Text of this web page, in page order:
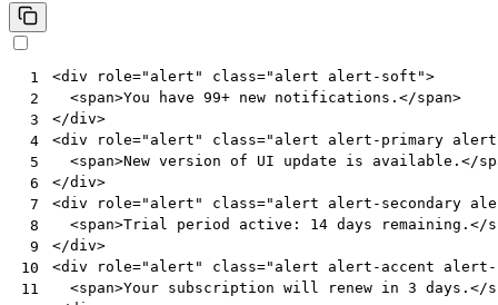
1
2
3
4
5
6
7
8
9
10
11
<div role="alert" class="alert alert-soft">
<span>You have 99+ new notifications. </span>
</div>
<div role="alert" class="alert alert-primary
<span>New version of UI update is available. </
</div>
<div role="alert" class="alert alert-secondary
<span>Trial period active: 14 days remaining. </
</div>
<div role="alert" class="alert alert-accent
<span>Your subscription will renew in 3 days. </